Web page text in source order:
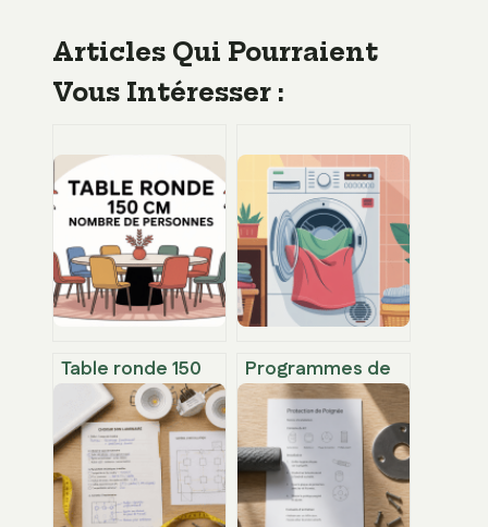
Articles Qui Pourraient
Vous Intéresser :
Table ronde 150
cm : combien de
personnes
asseoir
confortablement
?
Programmes de
sèche-linge :
comment bien les
utiliser sans
abîmer le linge